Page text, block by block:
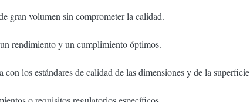
gran volumen sin comprometer la calidad.
rendimiento y un cumplimiento óptimos.
los estándares de calidad de las dimensiones y de la